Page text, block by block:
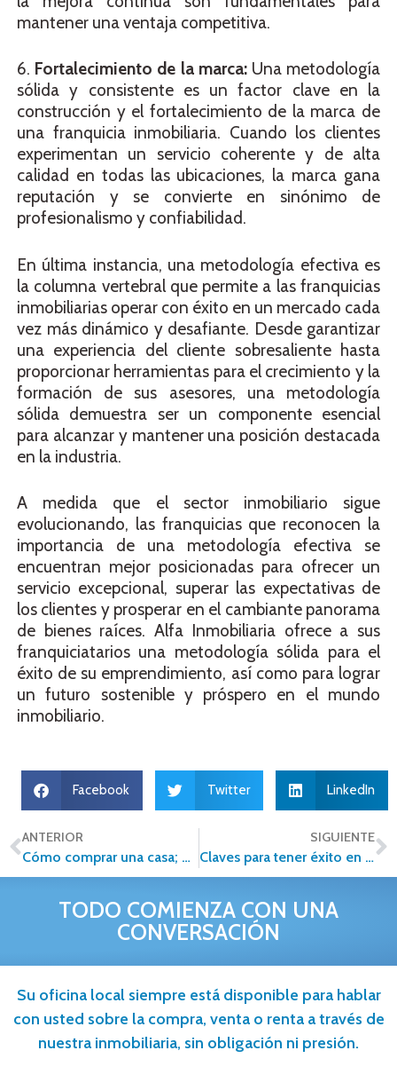
mantener una ventaja competitiva.
6. Fortalecimiento de la marca:Una metodología
sólida y consistente es un factor clave en la
construcción y el fortalecimiento de la marca de
una franquicia inmobiliaria. Cuando los clientes
experimentan un servicio coherente y de alta
calidad en todas las ubicaciones, la marca gana
reputación y se convierte en sinónimo de
profesionalismo y confiabilidad.
En última instancia, una metodología efectiva es
la columna vertebral que permite a las franquicias
inmobiliarias operar con éxito en un mercado cada
vez más dinámico y desafiante. Desde garantizar
una experiencia del cliente sobresaliente hasta
proporcionar herramientas para el crecimiento y la
formación de sus asesores, una metodología
sólida demuestra ser un componente esencial
para alcanzar y mantener una posición destacada
en la industria.
A medida que el sector inmobiliario sigue
evolucionando, las franquicias que reconocen la
importancia de una metodología efectiva se
encuentran mejor posicionadas para ofrecer un
servicio excepcional, superar las expectativas de
los clientes y prosperar en el cambiante panorama
de bienes raíces. Alfa Inmobiliaria ofrece a sus
franquiciatarios una metodología sólida para el
éxito de su emprendimiento, así como para lograr
un futuro sostenible y próspero en el mundo
inmobiliario.
Facebook Twitter LinkedIn
ANTERIOR
Cómo comprar una casa; errores comunes y cómo evitarlos
SIGUIENTE
Claves para tener éxito en la Venta de tu Casa
TODO COMIENZA CON UNA
CONVERSACIÓN
Su oficina local siempre está disponible para hablar
con usted sobre la compra, venta o renta a través de
nuestra inmobiliaria, sin obligación ni presión.